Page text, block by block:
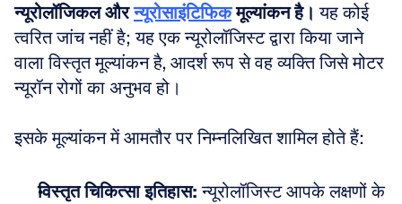
न्यूरोलॉजिकल और न्यूरोसाइंटिफिक मूल्यांकन है। यह कोई
त्वरित जांच नहीं है; यह एक न्यूरोलॉजिस्ट द्वारा किया जाने
वाला विस्तृत मूल्यांकन है, आदर्श रूप से वह व्यक्ति जिसे मोटर
न्यूरॉन रोगों का अनुभव हो।
इसके मूल्यांकन में आमतौर पर निम्नलिखित शामिल होते हैं:
विस्तृत चिकित्सा इतिहास: न्यूरोलॉजिस्ट आपके लक्षणों के